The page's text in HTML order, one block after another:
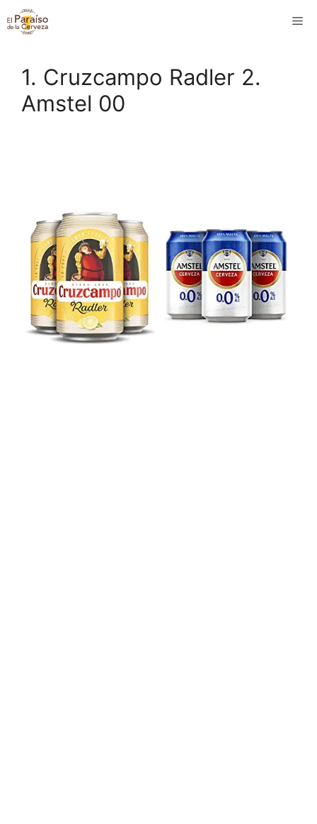
Saltar
al
1. Cruzcampo Radler 2.
Amstel 00